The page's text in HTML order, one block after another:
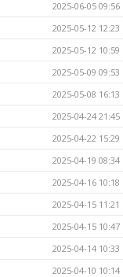
2025-06-05 09:56
2025-05-12 12:23
2025-05-12 10:59
2025-05-09 09:53
2025-05-08 16:13
2025-04-24 21:45
2025-04-22 15:29
2025-04-19 08:34
2025-04-16 10:18
2025-04-15 11:21
2025-04-15 10:47
2025-04-14 10:33
2025-04-10 10:14